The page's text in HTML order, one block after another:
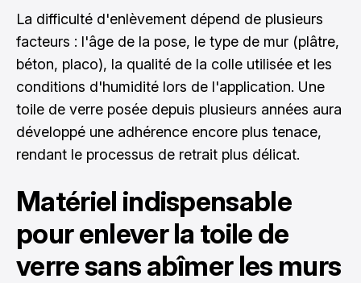
La difficulté d'enlèvement dépend de plusieurs
facteurs : l'âge de la pose, le type de mur (plâtre,
béton, placo), la qualité de la colle utilisée et les
conditions d'humidité lors de l'application. Une
toile de verre posée depuis plusieurs années aura
développé une adhérence encore plus tenace,
rendant le processus de retrait plus délicat.
Matériel indispensable
pour enlever la toile de
verre sans abîmer les murs